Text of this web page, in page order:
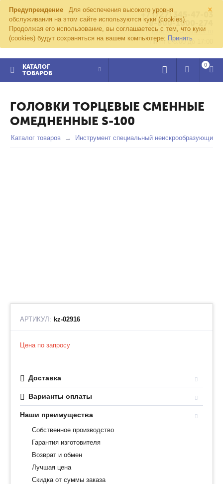
×
Предупреждение
Для обеспечения высокого уровня
обслуживания на этом сайте используются куки (cookies).
Продолжая его использование, вы соглашаетесь с тем, что куки
(cookies) будут сохраняться на вашем компьютере: Принять
+7 (727) 345-47-03
8-800-1000-274
kvazar91@yandex.ru
Пн-пт с 8:00 до 17:00
КАТАЛОГ
ТОВАРОВ
0
ГОЛОВКИ ТОРЦЕВЫЕ СМЕННЫЕ
ОМЕДНЕННЫЕ S-100
Каталог товаров Инструмент специальный неискрообразующий
АРТИКУЛ: kz-02916
Цена по запросу
Доставка
Варианты оплаты
Наши преимущества
Собственное производство
Гарантия изготовителя
Возврат и обмен
Лучшая цена
Скидка от суммы заказа